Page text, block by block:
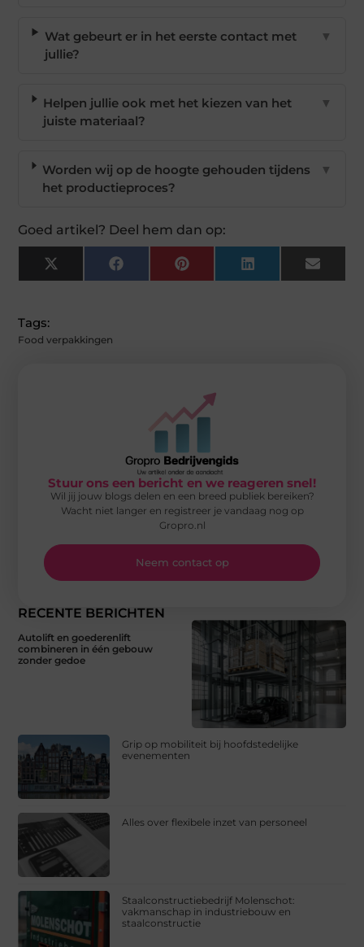
Wat gebeurt er in het eerste contact met
jullie?
▼
Helpen jullie ook met het kiezen van het
juiste materiaal?
▼
Worden wij op de hoogte gehouden tijdens
het productieproces?
▼
Goed artikel? Deel hem dan op:
X
(Twitter)
FacebookPinterest LinkedIn Email
Tags:
Food verpakkingen
RECENTE BERICHTEN
Autolift en goederenlift
combineren in één gebouw
zonder gedoe
Grip op mobiliteit bij hoofdstedelijke
evenementen
Alles over flexibele inzet van personeel
Staalconstructiebedrijf Molenschot:
vakmanschap in industriebouw en
staalconstructie
Stuur ons een bericht en we reageren snel!
Wil jij jouw blogs delen en een breed publiek bereiken?
Wacht niet langer en registreer je vandaag nog op
Gropro.nl
Neem contact op